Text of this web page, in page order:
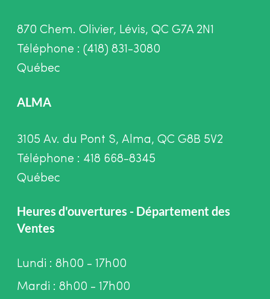
870 Chem. Olivier, Lévis, QC G7A 2N1
Téléphone : (418) 831-3080
Québec
ALMA
3105 Av. du Pont S, Alma, QC G8B 5V2
Téléphone : 418 668-8345
Québec
Heures d'ouvertures - Département des
Ventes
Lundi : 8h00 - 17h00
Mardi : 8h00 - 17h00